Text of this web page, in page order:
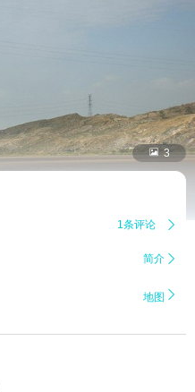
 3
1条评论 
简介 
地图 